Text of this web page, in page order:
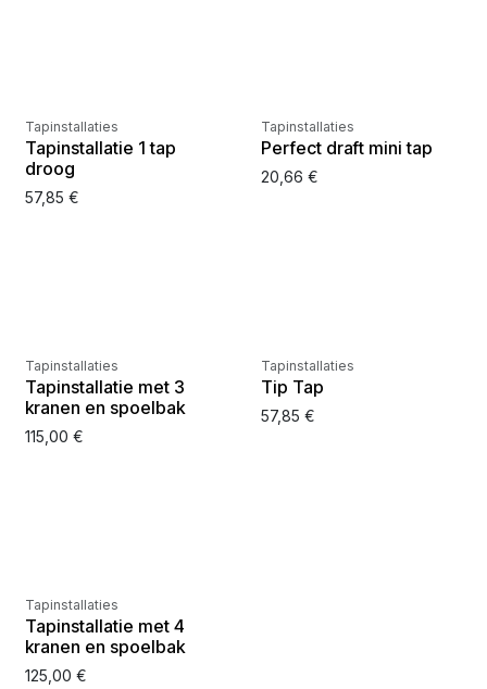
Tapinstallaties
Tapinstallatie 1 tap
droog
57,85 €
Tapinstallaties
Perfect draft mini tap
20,66 €
Tapinstallaties
Tapinstallatie met 3
kranen en spoelbak
115,00 €
Tapinstallaties
Tip Tap
57,85 €
Tapinstallaties
Tapinstallatie met 4
kranen en spoelbak
125,00 €